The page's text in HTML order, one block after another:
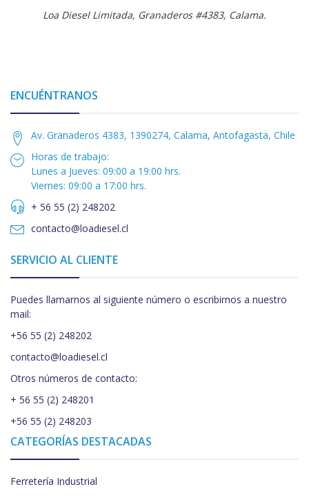
Loa Diesel Limitada, Granaderos #4383, Calama.
ENCUÉNTRANOS
Av. Granaderos 4383, 1390274, Calama, Antofagasta, Chile
Horas de trabajo:
Lunes a Jueves: 09:00 a 19:00 hrs.
Viernes: 09:00 a 17:00 hrs.
+ 56 55 (2) 248202
contacto@loadiesel.cl
SERVICIO AL CLIENTE
Puedes llamarnos al siguiente número o escribirnos a nuestro
mail:
+56 55 (2) 248202
contacto@loadiesel.cl
Otros números de contacto:
+ 56 55 (2) 248201
+56 55 (2) 248203
CATEGORÍAS DESTACADAS
Ferretería Industrial